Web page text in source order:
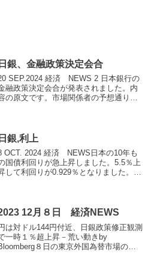
日銀、金融政策決定会合
SEP.2024 経済 NEWS 2 日本銀行の
融政策決定会合が発表されました。内
の原文です。市場関係者の予想通り政
...
日銀,利上
OCT. 2024 経済 NEWS日本の10年も
国債利回りが急上昇しました。5.5％上
して利回りが0.929％となりました。こ
12月８日 経済NEWS
は対ドル144円付近、日銀政策修正観測
一時１％超上昇－荒い動きby
８日の東京外国為替市場の円